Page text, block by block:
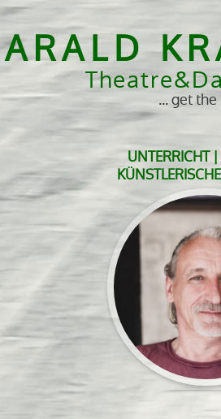
... get
UNTERRICHT